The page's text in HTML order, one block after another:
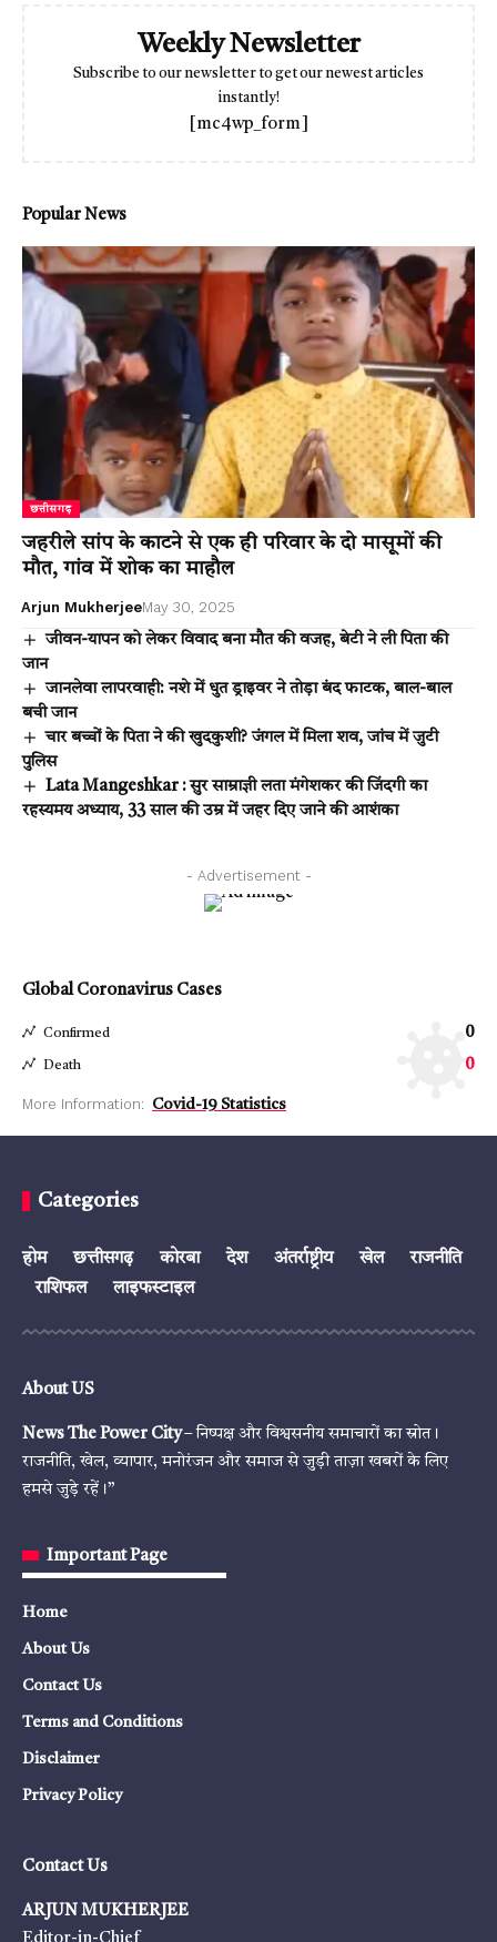
Weekly Newsletter
Subscribe to our newsletter to get our newest articles
instantly!
[mc4wp_form]
Popular News
छत्तीसगढ़
जहरीले सांप के काटने से एक ही परिवार के दो मासूमों की
मौत, गांव में शोक का माहौल
Arjun MukherjeeMay 30, 2025
जीवन-यापन को लेकर विवाद बना मौत की वजह, बेटी ने ली पिता की
जान
जानलेवा लापरवाही: नशे में धुत ड्राइवर ने तोड़ा बंद फाटक, बाल-बाल
बची जान
चार बच्चों के पिता ने की खुदकुशी? जंगल में मिला शव, जांच में जुटी
पुलिस
Lata Mangeshkar : सुर साम्राज्ञी लता मंगेशकर की जिंदगी का
रहस्यमय अध्याय, 33 साल की उम्र में जहर दिए जाने की आशंका
- Advertisement -
Global Coronavirus Cases
Confirmed 0
Death 0
More Information: Covid-19 Statistics
Categories
होम छत्तीसगढ़ कोरबा देश अंतर्राष्ट्रीय खेल
राजनीति
राशिफल
लाइफस्टाइल
About US
News The Power City– निष्पक्ष और विश्वसनीय समाचारों का स्रोत।
राजनीति, खेल, व्यापार, मनोरंजन और समाज से जुड़ी ताज़ा खबरों के लिए
हमसे जुड़े रहें।”
Important Page
Home
About Us
Contact Us
Terms and Conditions
Disclaimer
Privacy Policy
Contact Us
ARJUN MUKHERJEE